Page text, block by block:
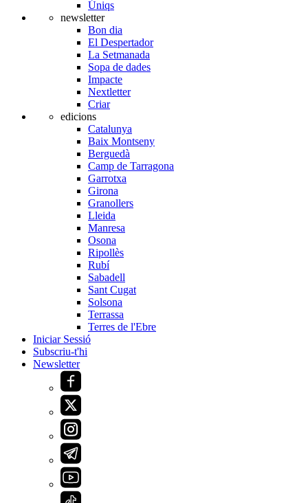
Úniqs
newsletter
Bon dia
El Despertador
La Setmanada
Sopa de dades
Impacte
Nextletter
Criar
edicions
Catalunya
Baix Montseny
Berguedà
Camp de Tarragona
Garrotxa
Girona
Granollers
Lleida
Manresa
Osona
Ripollès
Rubí
Sabadell
Sant Cugat
Solsona
Terrassa
Terres de l'Ebre
Iniciar Sessió
Subscriu-t'hi
Newsletter